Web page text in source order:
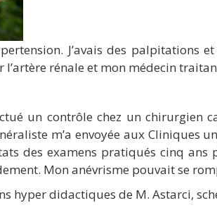
J’avais des
l’artère rénale et mon médecin
un contrôle chez un chirurgien
m’a envoyée aux Cliniques
des examens pratiqués cinq ans
Mon anévrisme pouvait se
hyper didactiques de M. Astarci,